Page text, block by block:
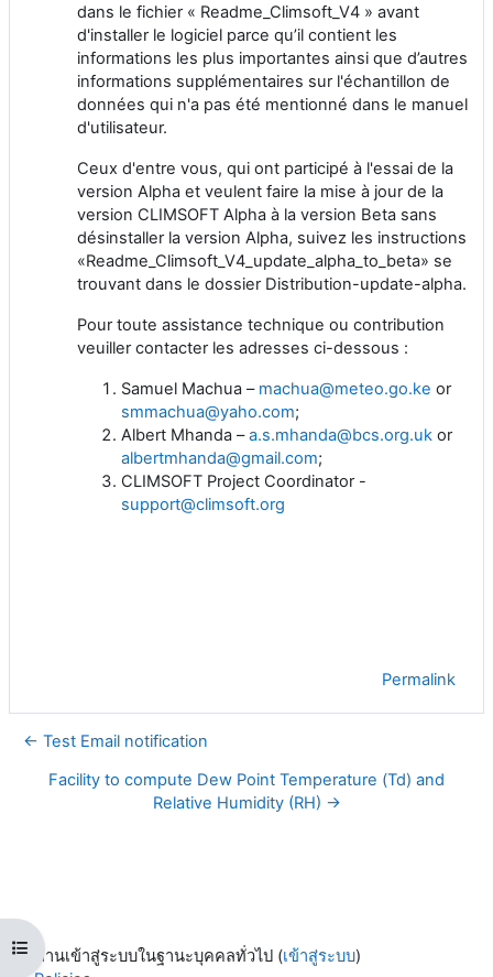
Open course index
dans le fichier « Readme_Climsoft_V4 » avant
d'installer le logiciel parce qu’il contient les
informations les plus importantes ainsi que d’autres
informations supplémentaires sur l'échantillon de
données qui n'a pas été mentionné dans le manuel
d'utilisateur.
Ceux d'entre vous, qui ont participé à l'essai de la
version Alpha et veulent faire la mise à jour de la
version CLIMSOFT Alpha à la version Beta sans
désinstaller la version Alpha, suivez les instructions
«Readme_Climsoft_V4_update_alpha_to_beta» se
trouvant dans le dossier Distribution-update-alpha.
Pour toute assistance technique ou contribution
veuiller contacter les adresses ci-dessous :
Samuel Machua – machua@meteo.go.ke or
smmachua@yaho.com;
Albert Mhanda –a.s.mhanda@bcs.org.uk or
albertmhanda@gmail.com;
CLIMSOFT Project Coordinator -
support@climsoft.org
Permalink
← Test Email notification
Facility to compute Dew Point Temperature (Td) and
Relative Humidity (RH) →
ท่านเข้าสู่ระบบในฐานะบุคคลทั่วไป (เข้าสู่ระบบ)